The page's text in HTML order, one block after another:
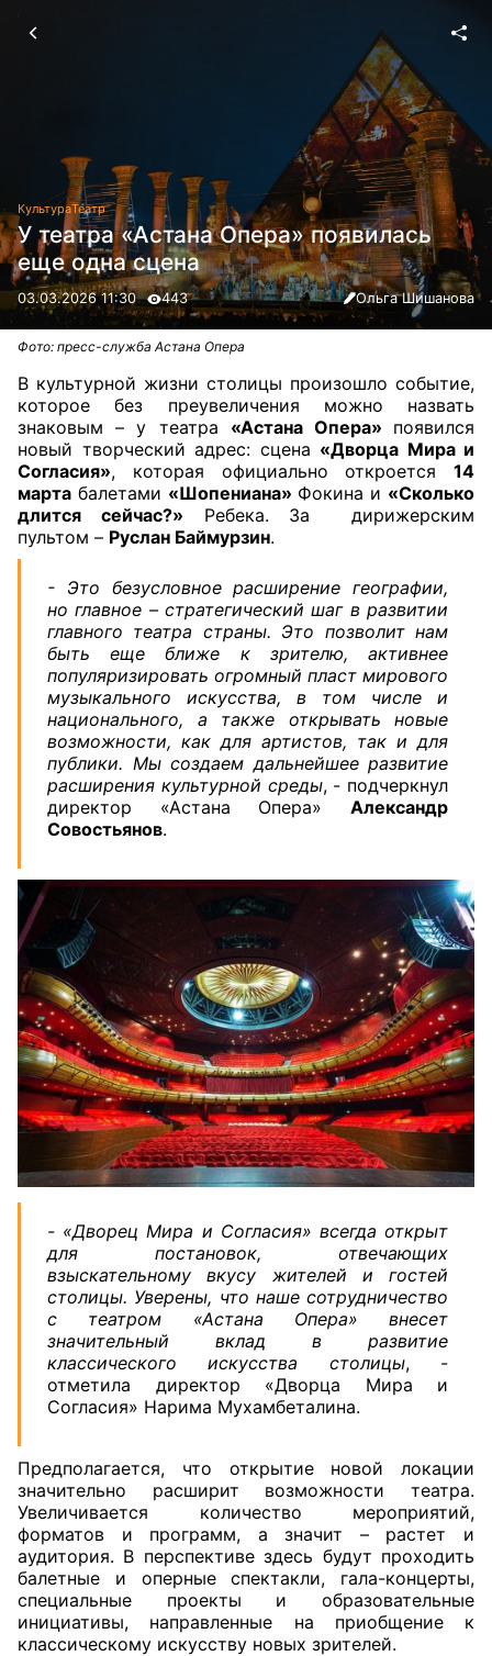
КультураТеатр
У театра «Астана Опера» появилась
еще одна сцена
03.03.2026 11:30 443 Ольга Шишанова
Фото: пресс-служба Астана Опера
В культурной жизни столицы произошло событие,
которое без преувеличения можно назвать
знаковым – у театра «Астана Опера» появился
новый творческий адрес: сцена «Дворца Мира и
Согласия», которая официально откроется 14
марта балетами «Шопениана» Фокина и «Сколько
длится сейчас?» Ребека. За дирижерским
пультом – Руслан Баймурзин.
- Это безусловное расширение географии,
но главное – стратегический шаг в развитии
главного театра страны. Это позволит нам
быть еще ближе к зрителю, активнее
популяризировать огромный пласт мирового
музыкального искусства, в том числе и
национального, а также открывать новые
возможности, как для артистов, так и для
публики. Мы создаем дальнейшее развитие
расширения культурной среды, - подчеркнул
директор «Астана Опера» Александр
Совостьянов.
- «Дворец Мира и Согласия» всегда открыт
для постановок, отвечающих
взыскательному вкусу жителей и гостей
столицы. Уверены, что наше сотрудничество
с театром «Астана Опера» внесет
значительный вклад в развитие
классического искусства столицы, -
отметила директор «Дворца Мира и
Согласия» Нарима Мухамбеталина.
Предполагается, что открытие новой локации
значительно расширит возможности театра.
Увеличивается количество мероприятий,
форматов и программ, а значит – растет и
аудитория. В перспективе здесь будут проходить
балетные и оперные спектакли, гала-концерты,
специальные проекты и образовательные
инициативы, направленные на приобщение к
классическому искусству новых зрителей.